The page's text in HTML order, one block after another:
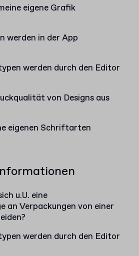
eigene Grafik
werden in der App
werden durch den Editor
von Designs aus
eigenen Schriftarten
u.U. eine
an Verpackungen von einer
werden durch den Editor